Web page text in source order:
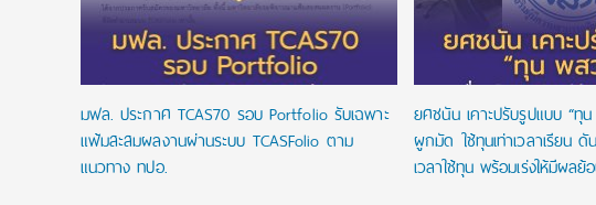
มฟล. ประกาศ TCAS70 รอบ Portfolio รับเฉพาะ
แฟ้มสะสมผลงานผ่านระบบ TCASFolio ตาม
แนวทาง ทปอ.
ยศชนัน เคาะปรับรูปแบบ “ทุ
ผูกมัด ใช้ทุนเท่าเวลาเรียน
เวลาใช้ทุน พร้อมเร่งให้มีผลย้